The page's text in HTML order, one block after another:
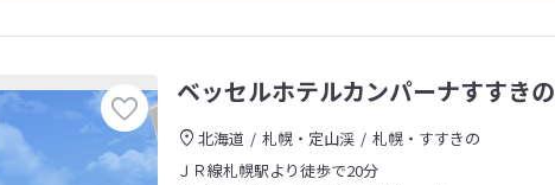
ベッセルホテルカンパーナすすきの
北海道 札幌・定山渓
札幌・すすきの
ＪＲ線札幌駅より徒歩で20分